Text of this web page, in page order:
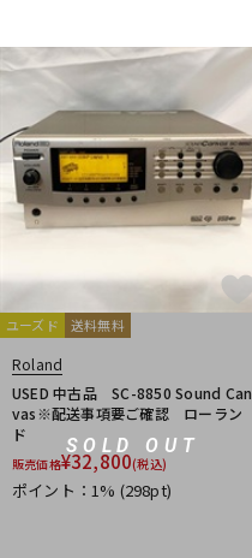
SOLD OUT
ユーズド 送料無料
Roland
USED 中古品 SC-8850 Sound Can
vas※配送事項要ご確認 ローラン
ド
販売価格¥32,800(税込)
ポイント：1% (298pt)